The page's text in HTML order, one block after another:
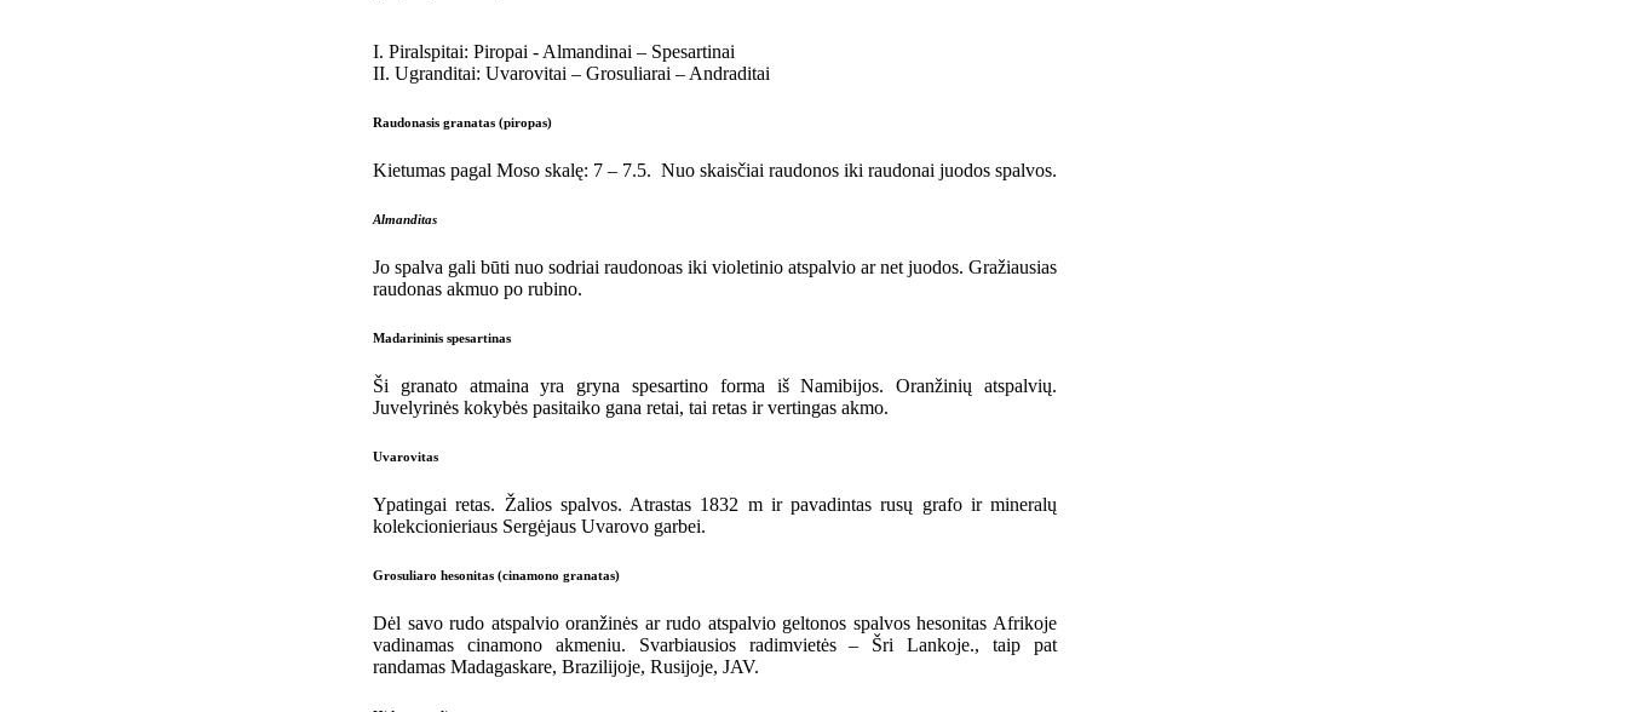
I. Piralspitai: Piropai - Almandinai – Spesartinai
II. Ugranditai: Uvarovitai – Grosuliarai – Andraditai
Raudonasis granatas (piropas)
Kietumas pagal Moso skalę: 7 – 7.5. Nuo skaisčiai raudonos iki raudonai juodos spalvos.
Almanditas
Jo spalva gali būti nuo sodriai raudonoas iki violetinio atspalvio ar net juodos. Gražiausias
raudonas akmuo po rubino.
Madarininis spesartinas
Ši granato atmaina yra gryna spesartino forma iš Namibijos. Oranžinių atspalvių.
Juvelyrinės kokybės pasitaiko gana retai, tai retas ir vertingas akmo.
Uvarovitas
Ypatingai retas. Žalios spalvos. Atrastas 1832 m ir pavadintas rusų grafo ir mineralų
kolekcionieriaus Sergėjaus Uvarovo garbei.
Grosuliaro hesonitas (cinamono granatas)
Dėl savo rudo atspalvio oranžinės ar rudo atspalvio geltonos spalvos hesonitas Afrikoje
vadinamas cinamono akmeniu. Svarbiausios radimvietės – Šri Lankoje., taip pat
randamas Madagaskare, Brazilijoje, Rusijoje, JAV.